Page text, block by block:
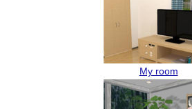
My room